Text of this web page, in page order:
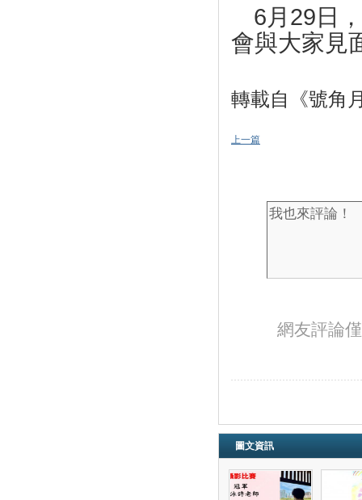
6月 29 日
會與大家見
轉載自《號角
上一篇
網友評論
圖文資訊